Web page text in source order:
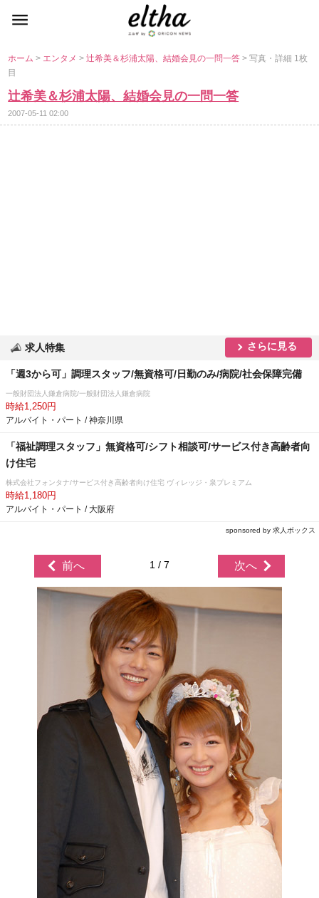
ホーム> エンタメ>辻希美＆杉浦太陽、結婚会見の一問一答> 写真・詳細 1枚
目
辻希美＆杉浦太陽、結婚会見の一問一答
2007-05-11 02:00
求人特集 さらに見る
「週3から可」調理スタッフ/無資格可/日勤のみ/病院/社会保障完備
一般財団法人鎌倉病院/一般財団法人鎌倉病院
時給1,250円
アルバイト・パート / 神奈川県
「福祉調理スタッフ」無資格可/シフト相談可/サービス付き高齢者向
け住宅
株式会社フォンタナ/サービス付き高齢者向け住宅 ヴィレッジ・泉プレミアム
時給1,180円
アルバイト・パート / 大阪府
sponsored by 求人ボックス
前へ 1 / 7 次へ